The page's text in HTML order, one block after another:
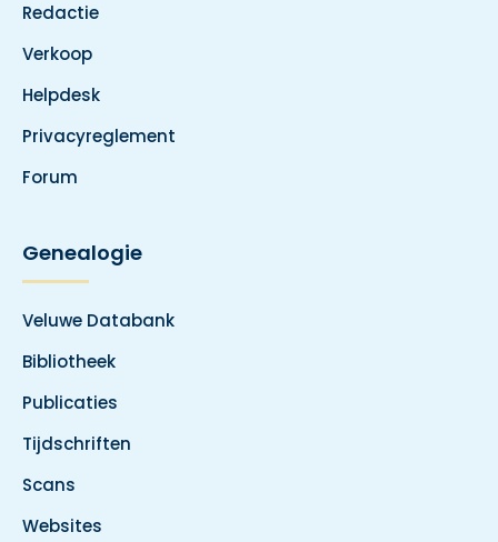
Redactie
Verkoop
Helpdesk
Privacyreglement
Forum
Genealogie
Veluwe Databank
Bibliotheek
Publicaties
Tijdschriften
Scans
Websites